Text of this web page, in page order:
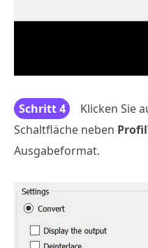
Schritt 4
Klicken Sie
Schaltfläche neben Profil
Ausgabeformat.